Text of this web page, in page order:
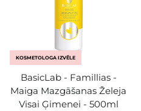
KOSMETOLOGA IZVĒLE
BasicLab - Famillias -
Maiga Mazgāšanas Želeja
Visai Ģimenei - 500ml